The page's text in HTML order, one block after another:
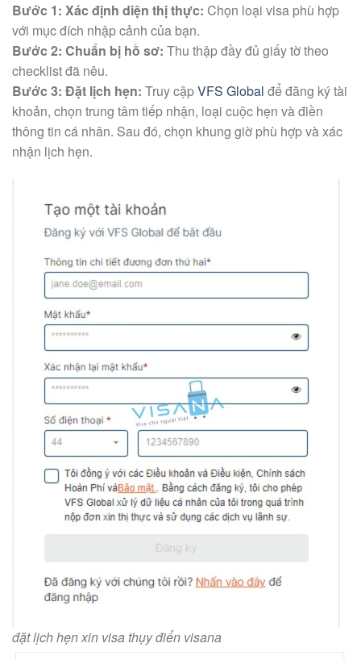
Bước 1: Xác định diện thị thực: Chọn loại visa phù hợp
với mục đích nhập cảnh của bạn.
Bước 2: Chuẩn bị hồ sơ: Thu thập đầy đủ giấy tờ theo
checklist đã nêu.
Bước 3: Đặt lịch hẹn: Truy cậpVFS Global để đăng ký tài
khoản, chọn trung tâm tiếp nhận, loại cuộc hẹn và điền
thông tin cá nhân. Sau đó, chọn khung giờ phù hợp và xác
nhận lịch hẹn.
đặt lịch hẹn xin visa thụy điển visana